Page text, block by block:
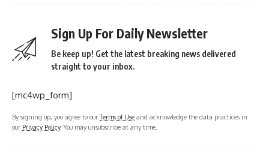
Sign Up For Daily Newsletter
Be keep up! Get the latest breaking news delivered
straight to your inbox.
[mc4wp_form]
By signing up, you agree to ourTerms of Use and acknowledge the data practices in
our Privacy Policy. You may unsubscribe at any time.